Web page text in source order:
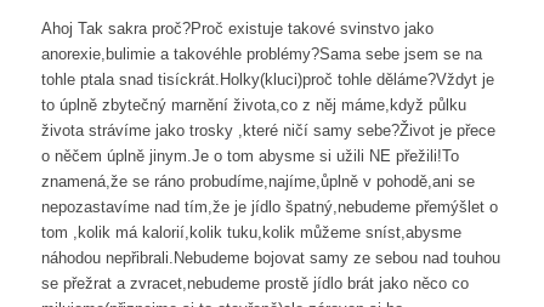
Ahoj Tak sakra proč?Proč existuje takové svinstvo jako
anorexie,bulimie a takovéhle problémy?Sama sebe jsem se na
tohle ptala snad tisíckrát.Holky(kluci)proč tohle děláme?Vždyt je
to úplně zbytečný marnění života,co z něj máme,když půlku
života strávíme jako trosky ,které ničí samy sebe?Život je přece
o něčem úplně jinym.Je o tom abysme si užili NE přežili!To
znamená,že se ráno probudíme,najíme,ůplně v pohodě,ani se
nepozastavíme nad tím,že je jídlo špatný,nebudeme přemýšlet o
tom ,kolik má kalorií,kolik tuku,kolik můžeme sníst,abysme
náhodou nepřibrali.Nebudeme bojovat samy ze sebou nad touhou
se přežrat a zvracet,nebudeme prostě jídlo brát jako něco co